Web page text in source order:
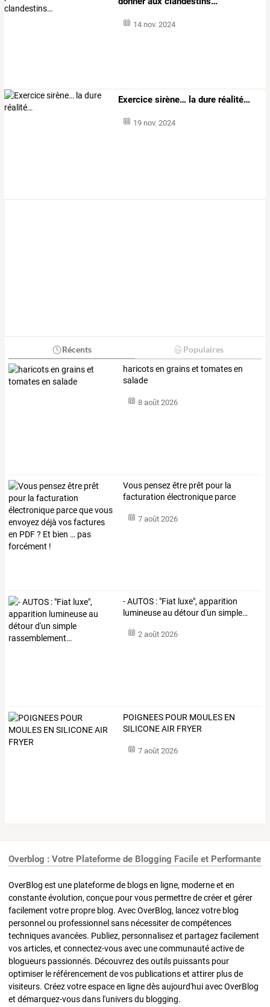
14 nov. 2024
Exercice sirène… la dure réalité…
19 nov. 2024
Récents Populaires
haricots en grains et tomates en
salade
8 août 2026
Vous pensezêtre prêt pour la
facturation électronique parce
7 août 2026
-AUTOS : "Fiat luxe", apparition
lumineuseau détourd'un simple…
2 août 2026
POIGNEES POUR MOULES EN
SILICONE AIR FRYER
7 août 2026
Overblog : Votre Plateforme de Blogging Facile et Performante
OverBlog est une plateforme de blogs en ligne, moderne et en
constante évolution, conçue pour vous permettre de créer et gérer
facilement votre propre blog. Avec OverBlog, lancez votre blog
personnel ou professionnel sans nécessiter de compétences
techniques avancées. Publiez, personnalisez et partagez facilement
vos articles, et connectez-vous avec une communauté active de
blogueurs passionnés. Découvrez des outils puissants pour
optimiser le référencement de vos publications et attirer plus de
visiteurs. Créez votre espace en ligne dès aujourd'hui avec OverBlog
et démarquez-vous dans l'univers du blogging.